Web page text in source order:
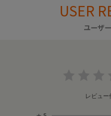
USER
ユーザ
レビュ